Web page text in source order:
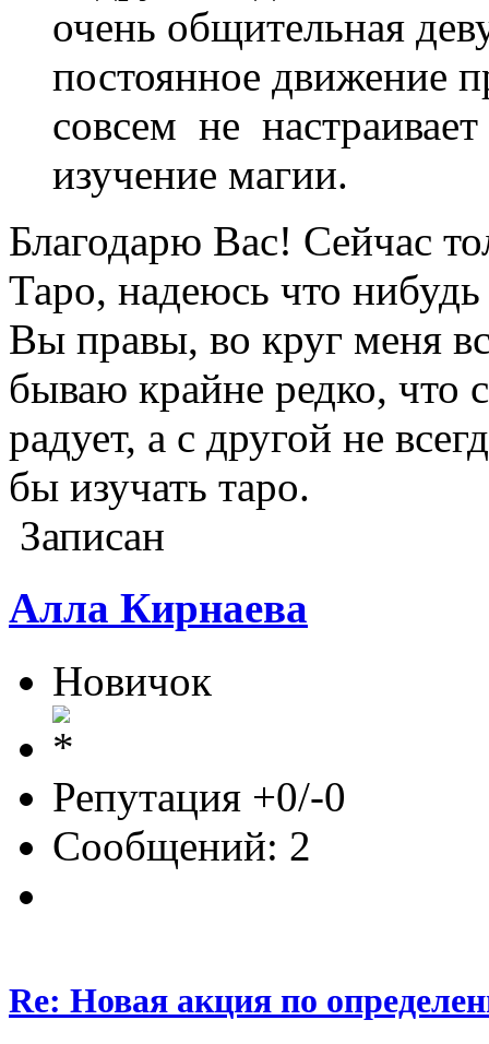
очень общительная
постоянное движение
совсем не
изучение магии.
Благодарю Вас! Сейчас
Таро, надеюсь что
Вы правы, во круг меня
бываю крайне редко, что
радует, а с другой не
бы изучать таро.
Записан
Алла Кирнаева
Новичок
Репутация +0/-0
Сообщений: 2
Re: Новая акция по